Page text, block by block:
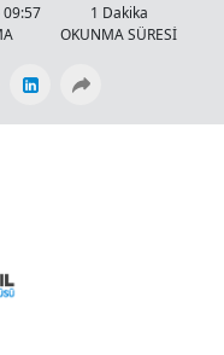
09:57
1 Dakika
OKUNMA SÜRESİ